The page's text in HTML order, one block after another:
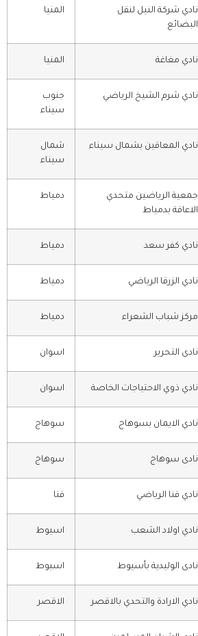
نادي شركة النيل لنقل
البضائع
المنيا
نادي مغاغة المنيا
نادي شرم الشيخ الرياضي
جنوب
سيناء
نادي المعاقين بشمال سيناء
شمال
سيناء
جمعية الرياضين متحدي
الاعاقة بدمياط
دمياط
نادي كفر سعد دمياط
نادي الزرقا الرياضي دمياط
مركز شباب الشعراء دمياط
نادى التحرير اسوان
نادي ذوي الاحتياجات الخاصة اسوان
نادي الايمان بسوهاج سوهاج
نادى سوهاج سوهاج
نادي قنا الرياضي قنا
نادي اولاد الشعب اسيوط
نادى الوليدية بأسيوط اسيوط
نادي الارادة والتحدي بالاقصر الاقصر